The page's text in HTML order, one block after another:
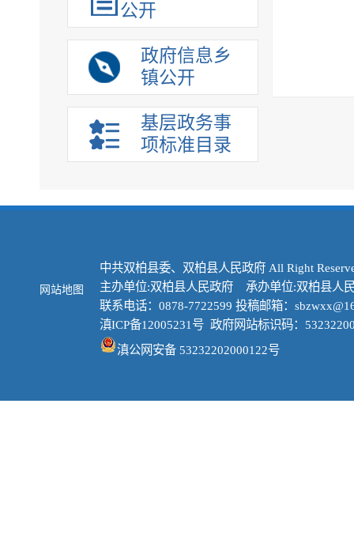
公开
政府信息乡
镇公开
基层政务事
项标准目录
网站地图
中共双柏县委、双柏县人民政府 All Right
主办单位:双柏县人民政府 承办单位:双柏县人
联系电话：0878-7722599 投稿邮箱：
滇ICP备12005231号 政府网站标识码：
滇公网安备 53232202000122号